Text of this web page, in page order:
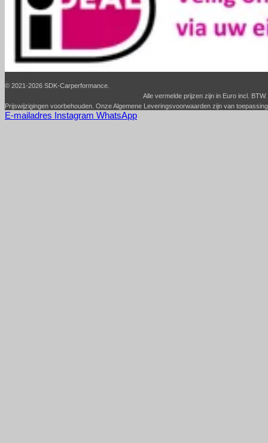
© 2021-2026 SDK-
Alle vermelde prijzen zijn in Euro incl. BTW.
Prijswijzigingen voorbehouden. Onze Algemene Leveringsvoorwaarden zijn van
E-mailadres Instagram WhatsApp